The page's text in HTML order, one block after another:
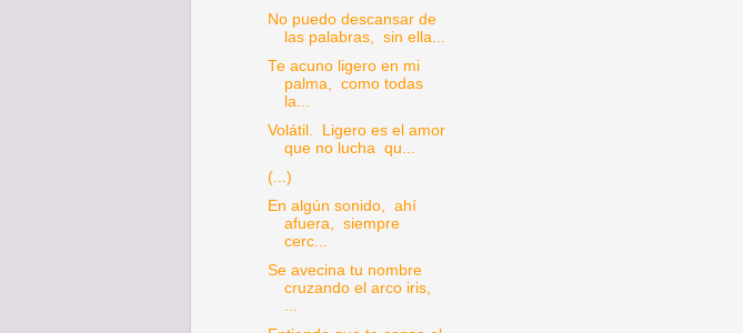
No puedo descansar de
las palabras, sin ella...
Te acuno ligero en mi
palma, como todas
la...
Volátil. Ligero es el amor
que no lucha qu...
(...)
En algún sonido, ahí
afuera, siempre
cerc...
Se avecina tu nombre
cruzando el arco iris,
...